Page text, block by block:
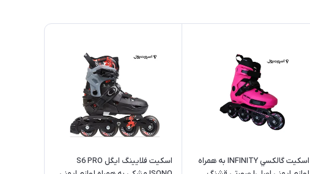
اسکیت گالكسي INFINITY به همراه
اسکیت فلایینگ ایگل S6 PRO